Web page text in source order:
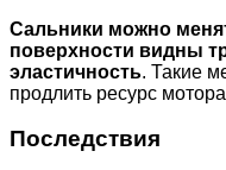
Сальники можно
поверхности видны
эластичность. Такие
продлить ресурс
Последствия